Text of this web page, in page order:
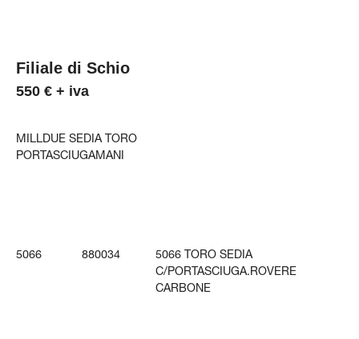
Filiale di Schio
550 € + iva
MILLDUE SEDIA TORO
PORTASCIUGAMANI
5066 880034
5066 TORO SEDIA
C/PORTASCIUGA.ROVERE
CARBONE